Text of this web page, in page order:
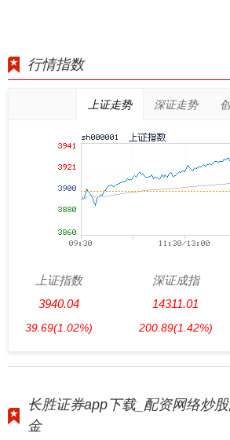
行情指数
上证走势 深证走势
上证指数
3940.04
39.69(1.02%)
深证成指
14311.01
200.89(1.42%)
长胜证券app下载_配资网络炒
金